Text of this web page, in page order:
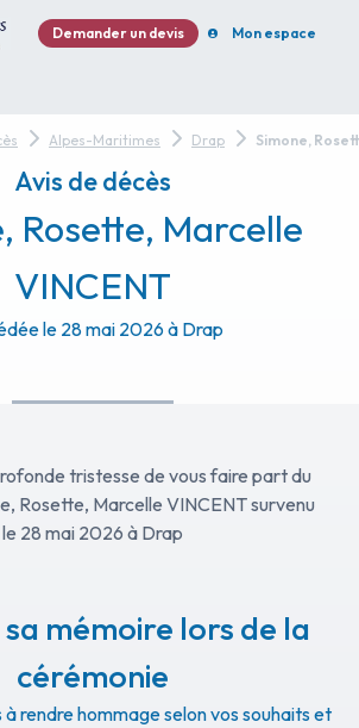
Demander un devis Mon espace
Alpes-Maritimes Drap Simone,
Avis de décès
Rosette, Marcelle
VINCENT
le 28 mai 2026 à Drap
tristesse de vous faire part du
Rosette, Marcelle VINCENT survenu
le 28 mai 2026 à Drap
mémoire lors de la
cérémonie
à rendre hommage selon vos souhaits et